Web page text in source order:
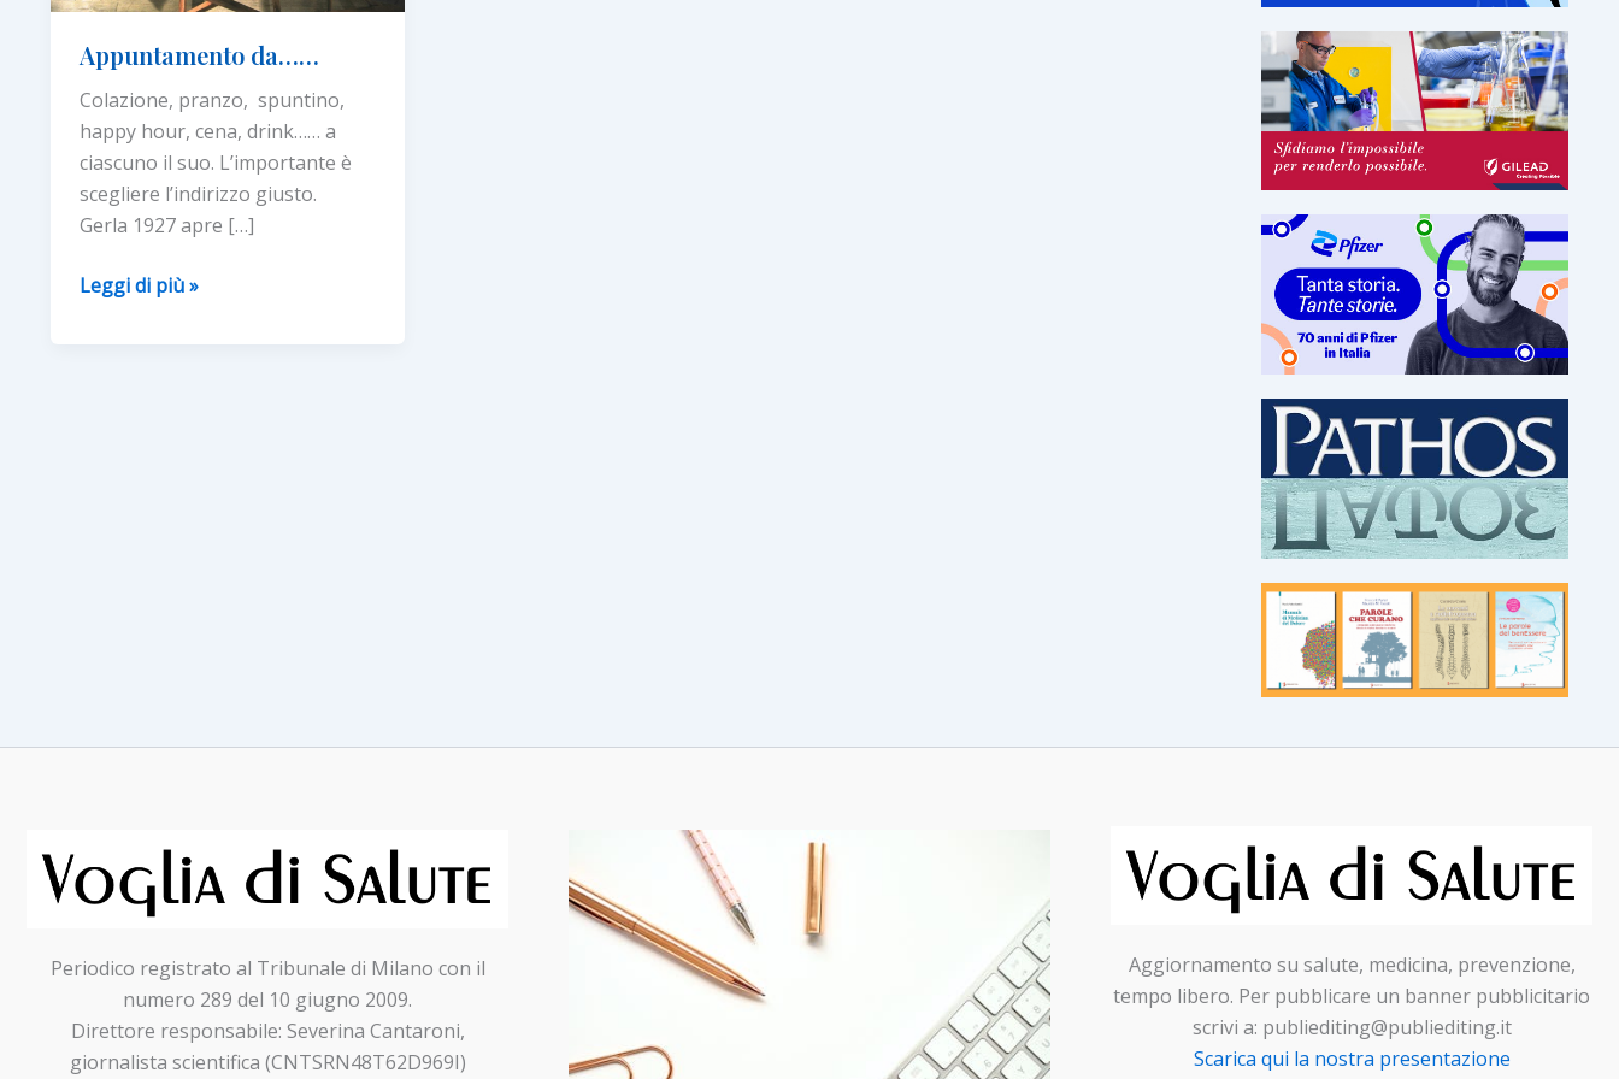
Appuntamento da……
Colazione, pranzo, spuntino,
happy hour, cena, drink…… a
ciascuno il suo. L’importante è
scegliere l’indirizzo giusto.
Gerla 1927 apre […]
Appuntamento
Leggi di più »
Periodico registrato al Tribunale di Milano con il
numero 289 del 10 giugno 2009.
Direttore responsabile: Severina Cantaroni,
giornalista scientifica (CNTSRN48T62D969I)
Aggiornamento su salute, medicina, prevenzione,
tempo libero. Per pubblicare un banner pubblicitario
scrivi a: publiediting@publiediting.it
Scarica qui la nostra presentazione